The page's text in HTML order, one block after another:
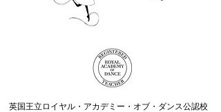
​英国王立ロイヤル・アカデミー・オブ・ダンス公認校